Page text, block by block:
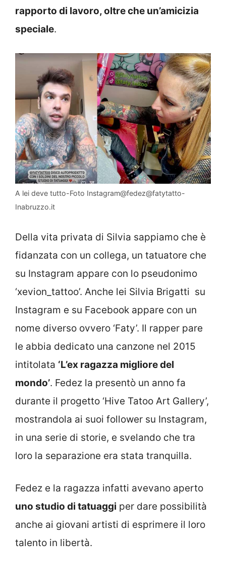
rapporto di lavoro, oltre che un’amicizia
speciale.
A lei deve tutto-Foto Instagram@fedez@fatytatto-
Inabruzzo.it
Della vita privata di Silvia sappiamo che è
fidanzata con un collega, un tatuatore che
su Instagram appare con lo pseudonimo
‘xevion_tattoo’. Anche lei Silvia Brigatti su
Instagram e su Facebook appare con un
nome diverso ovvero ‘Faty’. Il rapper pare
le abbia dedicato una canzone nel 2015
intitolata ‘L’ex ragazza migliore del
mondo’. Fedez la presentò un anno fa
durante il progetto ‘Hive Tatoo Art Gallery’,
mostrandola ai suoi follower su Instagram,
in una serie di storie, e svelando che tra
loro la separazione era stata tranquilla.
Fedez e la ragazza infatti avevano aperto
uno studio di tatuaggi per dare possibilità
anche ai giovani artisti di esprimere il loro
talento in libertà.